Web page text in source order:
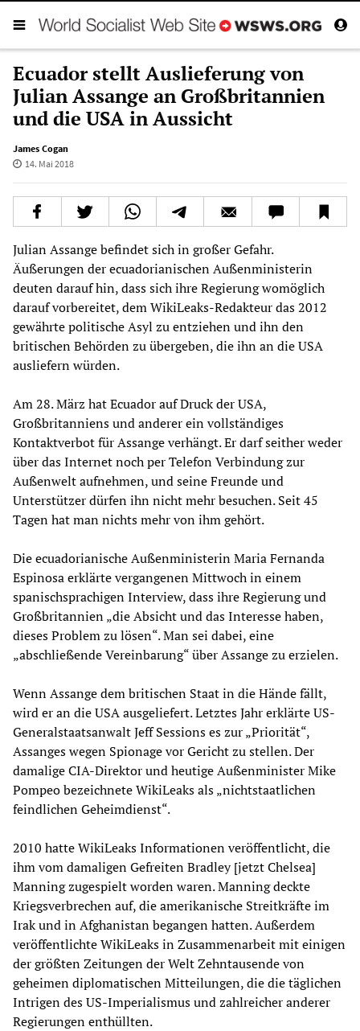
Ecuador stellt Auslieferung von
Julian Assange an Großbritannien
und die USA in Aussicht
James Cogan
14. Mai 2018
Julian Assange befindet sich in großer Gefahr.
Äußerungen der ecuadorianischen Außenministerin
deuten darauf hin, dass sich ihre Regierung womöglich
darauf vorbereitet, dem WikiLeaks-Redakteur das 2012
gewährte politische Asyl zu entziehen und ihn den
britischen Behörden zu übergeben, die ihn an die USA
ausliefern würden.
Am 28. März hat Ecuador auf Druck der USA,
Großbritanniens und anderer ein vollständiges
Kontaktverbot für Assange verhängt. Er darf seither weder
über das Internet noch per Telefon Verbindung zur
Außenwelt aufnehmen, und seine Freunde und
Unterstützer dürfen ihn nicht mehr besuchen. Seit 45
Tagen hat man nichts mehr von ihm gehört.
Die ecuadorianische Außenministerin Maria Fernanda
Espinosa erklärte vergangenen Mittwoch in einem
spanischsprachigen Interview, dass ihre Regierung und
Großbritannien „die Absicht und das Interesse haben,
dieses Problem zu lösen“. Man sei dabei, eine
„abschließende Vereinbarung“ über Assange zu erzielen.
Wenn Assange dem britischen Staat in die Hände fällt,
wird er an die USA ausgeliefert. Letztes Jahr erklärte US-
Generalstaatsanwalt Jeff Sessions es zur „Priorität“,
Assanges wegen Spionage vor Gericht zu stellen. Der
damalige CIA-Direktor und heutige Außenminister Mike
Pompeo bezeichnete WikiLeaks als „nichtstaatlichen
feindlichen Geheimdienst“.
2010 hatte WikiLeaks Informationen veröffentlicht, die
ihm vom damaligen Gefreiten Bradley [jetzt Chelsea]
Manning zugespielt worden waren. Manning deckte
Kriegsverbrechen auf, die amerikanische Streitkräfte im
Irak und in Afghanistan begangen hatten. Außerdem
veröffentlichte WikiLeaks in Zusammenarbeit mit einigen
der größten Zeitungen der Welt Zehntausende von
geheimen diplomatischen Mitteilungen, die die täglichen
Intrigen des US-Imperialismus und zahlreicher anderer
Regierungen enthüllten.